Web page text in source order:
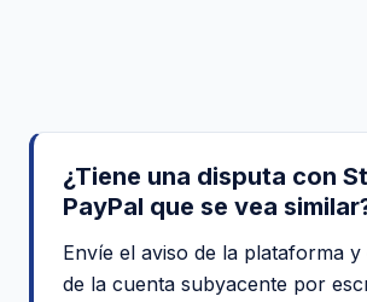
¿Tiene una disputa con
PayPal que se vea
Envíe el aviso de la plataforma
de la cuenta subyacente por